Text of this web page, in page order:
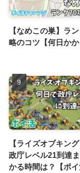
【なめこの巣】ラ
略のコツ【何日かか
【ライズオブキング
政庁レベル21到達
かる時間は？【ポイ